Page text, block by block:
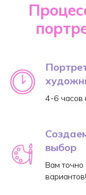
4-6 часов
выбор
Вам точно
вариантов!